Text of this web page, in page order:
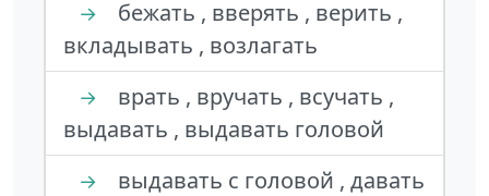
→
бежать , вверять , верить ,
вкладывать , возлагать
→
врать , вручать , всучать ,
выдавать , выдавать головой
→
выдавать с головой , давать